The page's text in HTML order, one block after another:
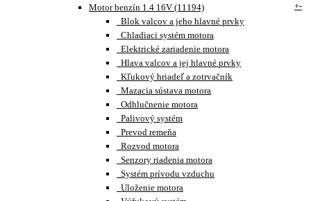
Motor benzín 1.4 16V (11194)
+-
Blok valcov a jeho hlavné prvky
Chladiaci systém motora
Elektrické zariadenie motora
Hlava valcov a jej hlavné prvky
Kľukový hriadeľ a zotrvačník
Mazacia sústava motora
Odhlučnenie motora
Palivový systém
Prevod remeňa
Rozvod motora
Senzory riadenia motora
Systém prívodu vzduchu
Uloženie motora